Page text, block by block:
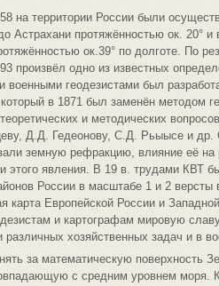
на территории России были
Астрахани протяжённостью ок. 20° и
ок.39° по долготе. По
произвёл одно из известных
военными геодезистами был
в 1871 был заменён методом
и методических
Д.Д. Гедеонову, С.Д. Рьыысе и др.
земную рефракцию, влияние её на
этого явления. В 19 в. трудами КВТ
России в масштабе 1 и 2 версты
карта Европейской России и
и картографам мировую
хозяйственных задач и в
за математическую поверхность
с средним уровнем моря.